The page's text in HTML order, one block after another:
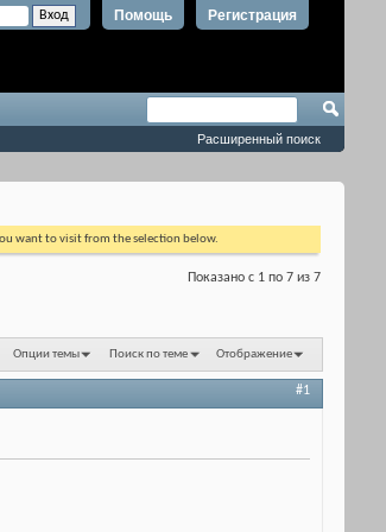
Регистрация
Помощь
Расширенный поиск
want to visit from the selection below.
Показано с 1 по 7 из 7
Опции темы Поиск по теме Отображение
#1